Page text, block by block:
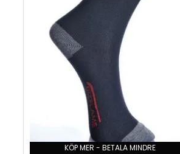
KÖP MER - BETALA MINDRE